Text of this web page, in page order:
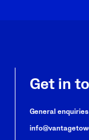
Get in
General enquiries